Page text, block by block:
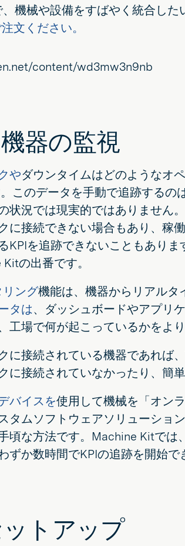
機械や設備をすばやく統合した
文ください。
器の監視
やダウンタイムはどのようなオ
このデータを手動で追跡するの
状況では現実的ではありません。
に接続できない場合もあり、稼
KPIを追跡できないこともありま
の出番です。
リング機能は、機器からリアルタ
タは、ダッシュボードやアプリ
工場で何が起こっているかをよ
に接続されている機器であれば
に接続されていなかったり、簡
バイスを使用して機械を「オン
タムソフトウェアソリューショ
頃な方法です。Machine Kitで
ずか数時間でKPIの追跡を開始で
トアップ